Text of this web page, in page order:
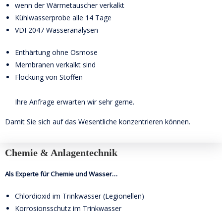
wenn der Wärmetauscher verkalkt
Kühlwasserprobe alle 14 Tage
VDI 2047 Wasseranalysen
Enthärtung ohne Osmose
Membranen verkalkt sind
Flockung von Stoffen
Ihre Anfrage erwarten wir sehr gerne.
Damit Sie sich auf das Wesentliche konzentrieren können.
Chemie & Anlagentechnik
Als Experte fürChemie und Wasser…
Chlordioxid im Trinkwasser (Legionellen)
Korrosionsschutz im Trinkwasser